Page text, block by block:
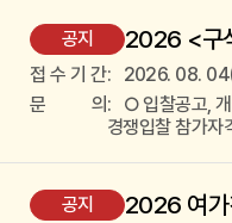
공지 2026 <구
접 수 기 간
2026. 08.
문
의
○ 입찰공고,
경쟁입찰 참가
공지 2026 여가